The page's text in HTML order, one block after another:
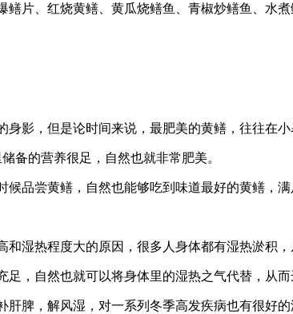
片、红烧黄鳝、黄瓜烧鳝鱼、青椒炒鳝鱼、水
影，但是论时间来说，最肥美的黄鳝，往往在小
备的营养很足，自然也就非常肥美。
品尝黄鳝，自然也能够吃到味道最好的黄鳝，
湿热程度大的原因，很多人身体都有湿热淤积，
，自然也就可以将身体里的湿热之气代替，从而
脾，解风湿，对一系列冬季高发疾病也有很好的